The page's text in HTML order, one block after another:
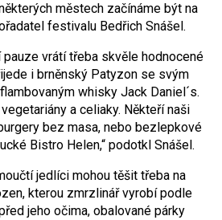
městech začínáme být na
festivalu Bedřich Snášel.
vrátí třeba skvěle hodnocené
i brněnský Patyzon se svým
whisky Jack Daniel´s.
a celiaky. Někteří naši
bez masa, nebo bezlepkové
Bistro Helen,“ podotkl Snášel.
jedlíci mohou těšit třeba na
kterou zmrzlinář vyrobí podle
jeho očima, obalované párky